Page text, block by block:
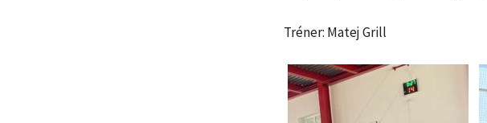
Tréner: Matej Grill